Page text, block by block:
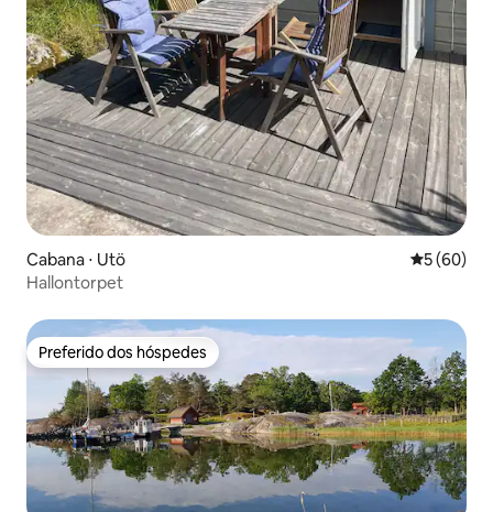
Cabana ⋅ Utö 5 de uma
5 (60)
Hallontorpet
Preferido dos hóspedes
Preferido dos hóspedes